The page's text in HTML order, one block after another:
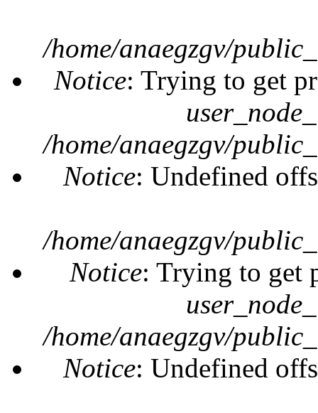
/home/anaegzgv/
Notice: Trying to get
/home/anaegzgv/
Notice: Undefined
/home/anaegzgv/
Notice: Trying to get
/home/anaegzgv/
Notice: Undefined